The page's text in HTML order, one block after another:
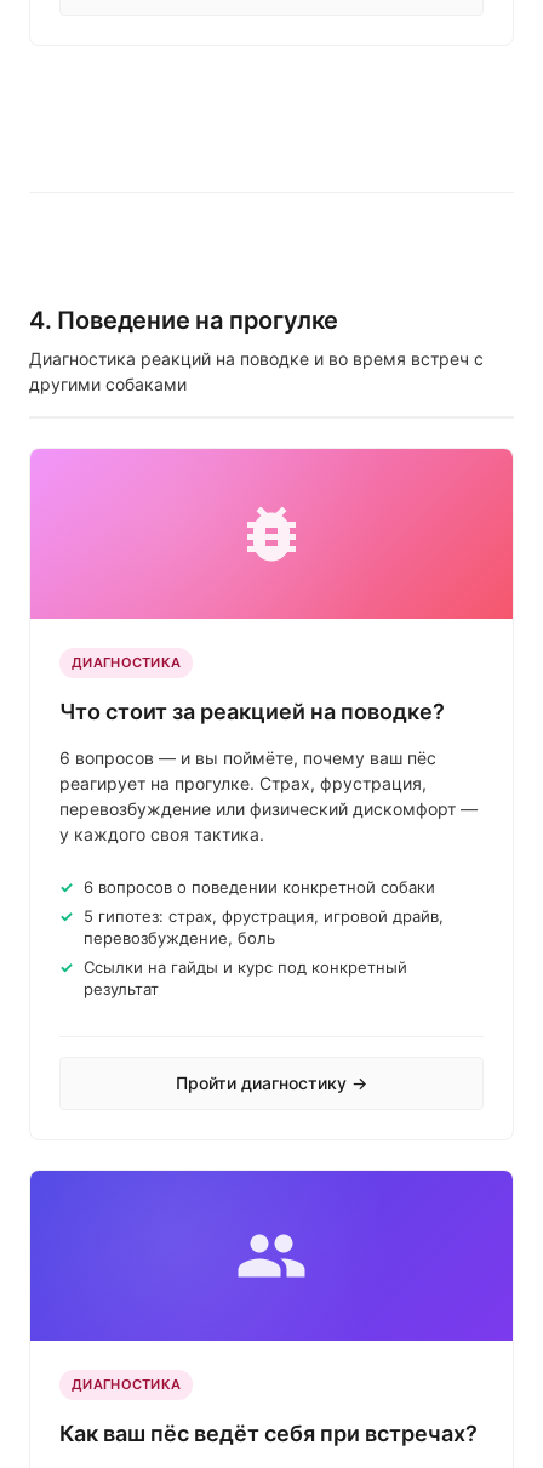
4. Поведение на прогулке
Диагностика реакций на поводке и во время встреч с
другими собаками
ДИАГНОСТИКА
Что стоит за реакцией на поводке?
6 вопросов — и вы поймёте, почему ваш пёс
реагирует на прогулке. Страх, фрустрация,
перевозбуждение или физический дискомфорт —
у каждого своя тактика.
6 вопросов о поведении конкретной собаки
5 гипотез: страх, фрустрация, игровой драйв,
перевозбуждение, боль
Ссылки на гайды и курс под конкретный
результат
Пройти диагностику →
ДИАГНОСТИКА
Как ваш пёс ведёт себя при встречах?